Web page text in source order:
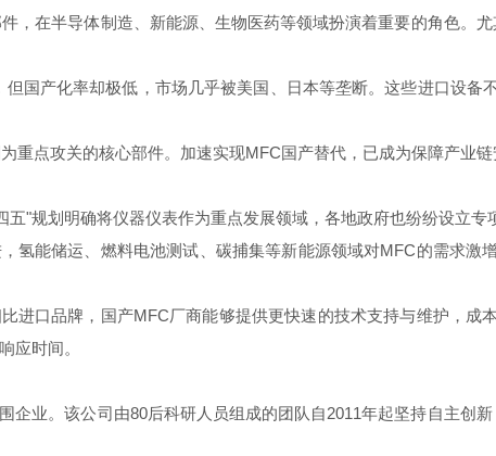
，在半导体制造、新能源、生物医药等领域扮演着重要的角色。
国产化率却极低，市场几乎被美国、日本等垄断。这些进口设
重点攻关的核心部件。加速实现MFC国产替代，已成为保障产业链
"规划明确将仪器仪表作为重点发展领域，各地政府也纷纷设立专
氢能储运、燃料电池测试、碳捕集等新能源领域对MFC的需求激
进口品牌，国产MFC厂商能够提供更快速的技术支持与维护，成
应时间。
企业。该公司由80后科研人员组成的团队自2011年起坚持自主创